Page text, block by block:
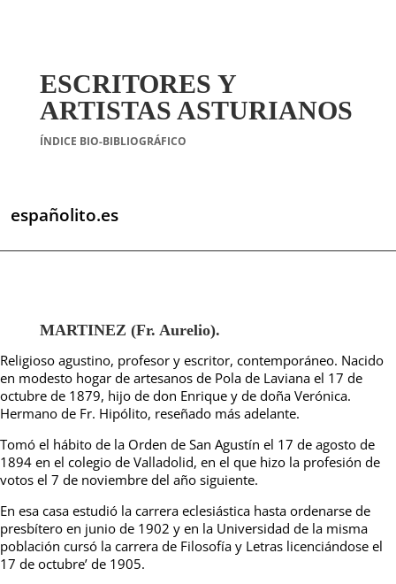
ESCRITORES Y
ARTISTAS ASTURIANOS
ÍNDICE BIO-BIBLIOGRÁFICO
españolito.es
MARTINEZ (Fr. Aurelio).
Religioso agustino, profesor y escritor, contemporáneo. Nacido
en modesto hogar de artesanos de Pola de Laviana el 17 de
octubre de 1879, hijo de don Enrique y de doña Verónica.
Hermano de Fr. Hipólito, reseñado más adelante.
Tomó el hábito de la Orden de San Agustín el 17 de agosto de
1894 en el colegio de Valladolid, en el que hizo la profesión de
votos el 7 de noviembre del año siguiente.
En esa casa estudió la carrera eclesiástica hasta ordenarse de
presbítero en junio de 1902 y en la Universidad de la misma
población cursó la carrera de Filosofía y Letras licenciándose el
17 de octubre’ de 1905.